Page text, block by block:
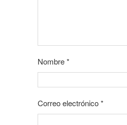
Nombre*
Correo electrónico*